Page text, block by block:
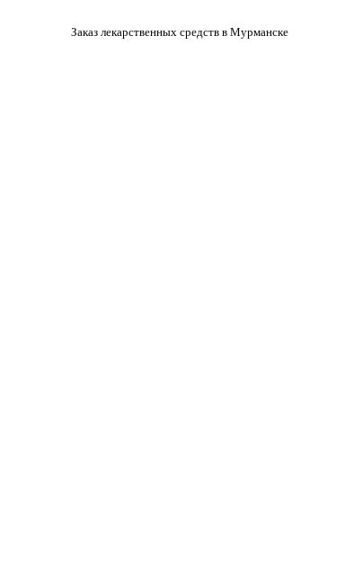
Заказ лекарственных средств в Мурманске